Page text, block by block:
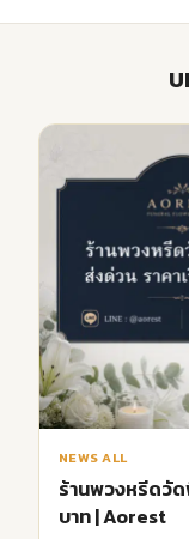
NEWS ALL
ร้านพวงหรีดวั
บาท | Aorest